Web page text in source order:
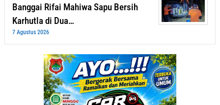
Banggai Rifai Mahiwa Sapu Bersih
Karhutla di Dua…
7 Agustus 2026